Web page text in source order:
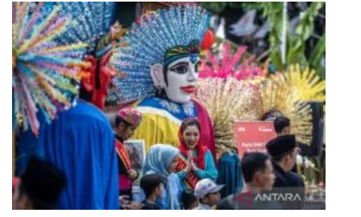
Lebaran Betawi, harmoni tradisi dan kota global